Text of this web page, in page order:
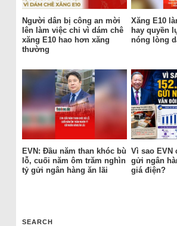
Người dân bị công an mời
lên làm việc chỉ vì dám chê
xăng E10 hao hơn xăng
thường
Xăng E10
hay quyền
nóng lòng
EVN: Đầu năm than khóc bù
lỗ, cuối năm ôm trăm nghìn
tỷ gửi ngân hàng ăn lãi
Vì sao EVN
gửi ngân
giá điện?
SEARCH